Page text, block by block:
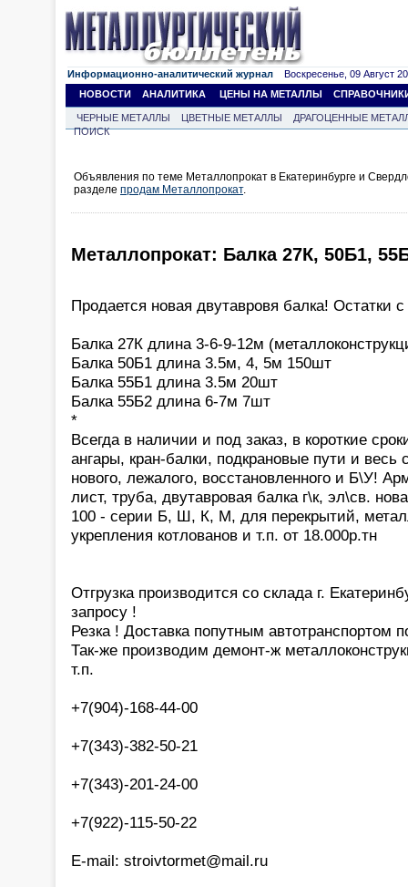
Информационно-аналитический журнал Воскресенье, 09 Август
НОВОСТИ
АНАЛИТИКА ЦЕНЫ НА МЕТАЛЛЫ
ЧЕРНЫЕ МЕТАЛЛЫ ЦВЕТНЫЕ МЕТАЛЛЫ
ДРАГОЦЕННЫЕ
ПОИСК
Объявления по теме Металлопрокат в Екатеринбурге и
разделе продам Металлопрокат.
Металлопрокат: Балка 27К, 50Б1,
Продается новая двутавровя балка! Остатки
Балка 27К длина 3-6-9-12м
Балка 50Б1 длина 3.5м, 4, 5м 150шт
Балка 55Б1 длина 3.5м 20шт
Балка 55Б2 длина 6-7м 7шт
*
Всегда в наличии и под заказ, в короткие
ангары, кран-балки, подкрановые пути и весь
нового, лежалого, восстановленного и Б\У!
лист, труба, двутавровая балка г\к, эл\св.
100 - серии Б, Ш, К, М, для перекрытий,
укрепления котлованов и т.п. от 18.000р.тн
Отгрузка производится со склада г.
запросу !
Резка ! Доставка попутным
Так-же производим демонт-ж
т.п.
+7(904)-168-44-00
+7(343)-382-50-21
+7(343)-201-24-00
+7(922)-115-50-22
E-mail: stroivtormet@mail.ru